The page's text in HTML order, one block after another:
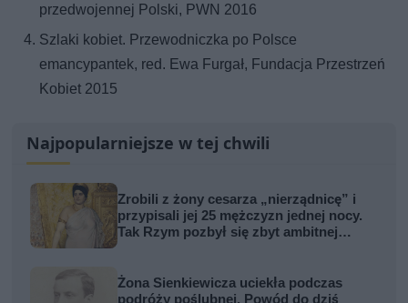
przedwojennej Polski, PWN 2016
Szlaki kobiet. Przewodniczka po Polsce
emancypantek, red. Ewa Furgał, Fundacja Przestrzeń
Kobiet 2015
Najpopularniejsze w tej chwili
Zrobili z żony cesarza „nierządnicę” i
przypisali jej 25 mężczyzn jednej nocy.
Tak Rzym pozbył się zbyt ambitnej
Żona Sienkiewicza uciekła podczas
podróży poślubnej. Powód do dziś